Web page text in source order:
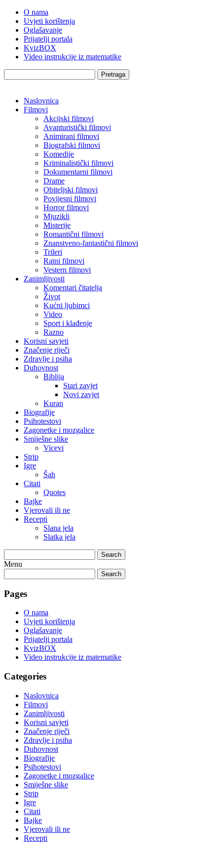
O nama
Uvjeti korištenja
Oglašavanje
Prijatelji portala
KvizBOX
Video instrukcije iz matematike
Pretraga
Naslovnica
Filmovi
Akcijski filmovi
Avanturistički filmovi
Animirani filmovi
Biografski filmovi
Komedije
Kriminalistički filmovi
Dokumentarni filmovi
Drame
Obiteljski filmovi
Povijesni filmovi
Horror filmovi
Mjuzikli
Misterije
Romantični filmovi
Znanstveno-fantastični filmovi
Trileri
Ratni filmovi
Vestern filmovi
Zanimljivosti
Komentari čitatelja
Život
Kućni ljubimci
Video
Sport i klađenje
Razno
Korisni savjeti
Značenje riječi
Zdravlje i psiha
Duhovnost
Biblija
Stari zavjet
Novi zavjet
Kuran
Biografije
Psihotestovi
Zagonetke i mozgalice
Smiješne slike
Vicevi
Strip
Igre
Šah
Citati
Quotes
Bajke
Vjerovali ili ne
Recepti
Slana jela
Slatka jela
Search
Menu
Search
Pages
O nama
Uvjeti korištenja
Oglašavanje
Prijatelji portala
KvizBOX
Video instrukcije iz matematike
Categories
Naslovnica
Filmovi
Zanimljivosti
Korisni savjeti
Značenje riječi
Zdravlje i psiha
Duhovnost
Biografije
Psihotestovi
Zagonetke i mozgalice
Smiješne slike
Strip
Igre
Citati
Bajke
Vjerovali ili ne
Recepti